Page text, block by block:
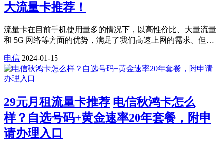
大流量卡推荐！
流量卡在目前手机使用量多的情况下，以高性价比、大量流量
和 5G 网络等方面的优势，满足了我们高速上网的需求。但…
电信 2024-01-15
29元月租流量卡推荐 电信秋鸿卡怎么
样？自选号码+黄金速率20年套餐，附申
请办理入口